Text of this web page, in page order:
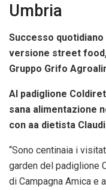
Umbria
Successo
versione street
Gruppo Grifo
Al padiglione
sana alimentazione
con aa dietista
“Sono centinaia i
garden del padiglione
di Campagna Amica e